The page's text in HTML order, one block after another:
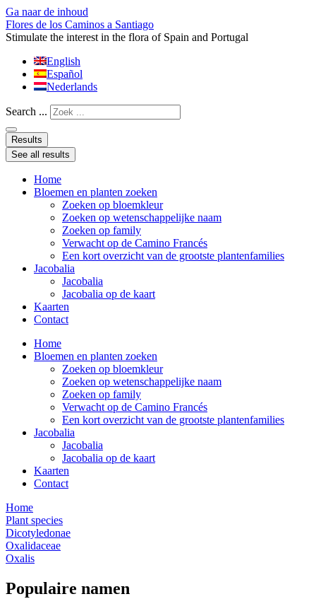
Ga naar de inhoud
Flores de los Caminos a Santiago
Stimulate the interest in the flora of Spain and Portugal
English
Español
Nederlands
Search ...
Results
See all results
Home
Bloemen en planten zoeken
Zoeken op bloemkleur
Zoeken op wetenschappelijke naam
Zoeken op family
Verwacht op de Camino Francés
Een kort overzicht van de grootste plantenfamilies
Jacobalia
Jacobalia
Jacobalia op de kaart
Kaarten
Contact
Home
Bloemen en planten zoeken
Zoeken op bloemkleur
Zoeken op wetenschappelijke naam
Zoeken op family
Verwacht op de Camino Francés
Een kort overzicht van de grootste plantenfamilies
Jacobalia
Jacobalia
Jacobalia op de kaart
Kaarten
Contact
Home
Plant species
Dicotyledonae
Oxalidaceae
Oxalis
Populaire namen